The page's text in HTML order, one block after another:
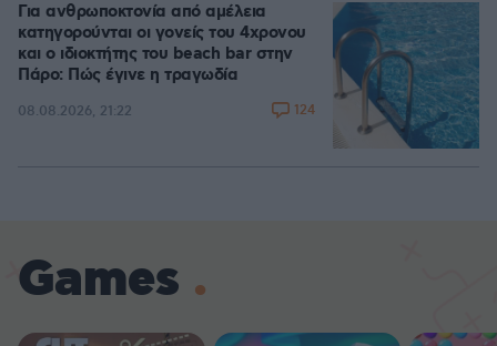
Για ανθρωποκτονία από αμέλεια
κατηγορούνται οι γονείς του 4χρονου
και ο ιδιοκτήτης του beach bar στην
Πάρο: Πώς έγινε η τραγωδία
08.08.2026, 21:22 124
Games